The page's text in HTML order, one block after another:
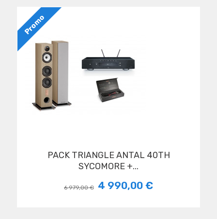
Promo
PACK TRIANGLE ANTAL 40TH
SYCOMORE +...
6 979,00 € 4 990,00 €